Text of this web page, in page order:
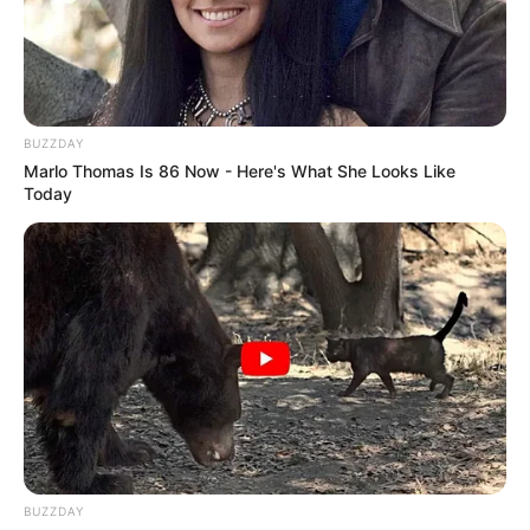
BALLINA BALLINA STATIKE KOMBËTARJA
LEGJIONARËT
“Në Europian e çuam ne
Shqipërinë, jo politika”! Migjen
Basha pyet i çuditur: Pse ky
interes i madh i politikanëve në
këtë moment?
BUZZDAY
Marlo Thomas Is 86 Now - Here's What She Looks Like
Today
BUZZDAY